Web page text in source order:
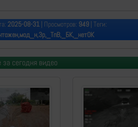
2025-08-31 | Просмотров: 949 | Теги:
за сегодня видео